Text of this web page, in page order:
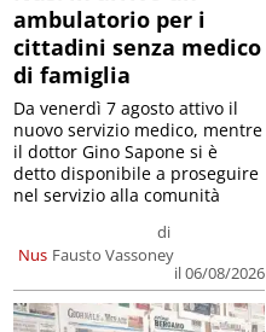
ambulatorio per i
cittadini senza medico
di famiglia
Nus
di
Fausto Vassoney
il 06/08/2026
Da venerdì 7 agosto attivo il
nuovo servizio medico, mentre
il dottor Gino Sapone si è
detto disponibile a proseguire
nel servizio alla comunità